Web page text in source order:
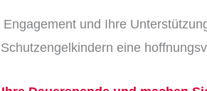
und Ihre
eine